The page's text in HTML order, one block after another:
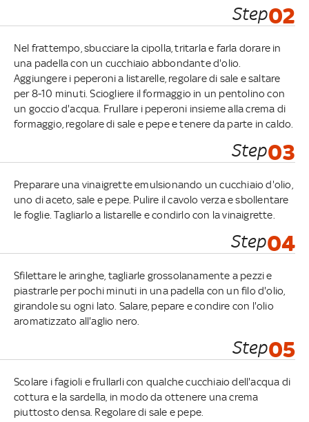
Step02
Nel frattempo, sbucciare la cipolla, tritarla e farla dorare in
una padella con un cucchiaio abbondante d'olio.
Aggiungere i peperoni a listarelle, regolare di sale e saltare
per 8-10 minuti. Sciogliere il formaggio in un pentolino con
un goccio d'acqua. Frullare i peperoni insieme alla crema di
formaggio, regolare di sale e pepe e tenere da parte in caldo.
Step03
Preparare una vinaigrette emulsionando un cucchiaio d'olio,
uno di aceto, sale e pepe. Pulire il cavolo verza e sbollentare
le foglie. Tagliarlo a listarelle e condirlo con la vinaigrette.
Step04
Sfilettare le aringhe, tagliarle grossolanamente a pezzi e
piastrarle per pochi minuti in una padella con un filo d'olio,
girandole su ogni lato. Salare, pepare e condire con l'olio
aromatizzato all'aglio nero.
Step05
Scolare i fagioli e frullarli con qualche cucchiaio dell'acqua di
cottura e la sardella, in modo da ottenere una crema
piuttosto densa. Regolare di sale e pepe.